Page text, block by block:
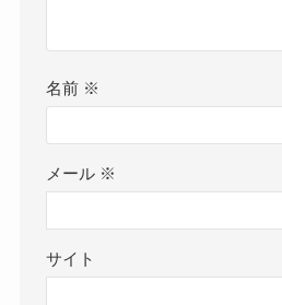
名前 ※
メール ※
サイト